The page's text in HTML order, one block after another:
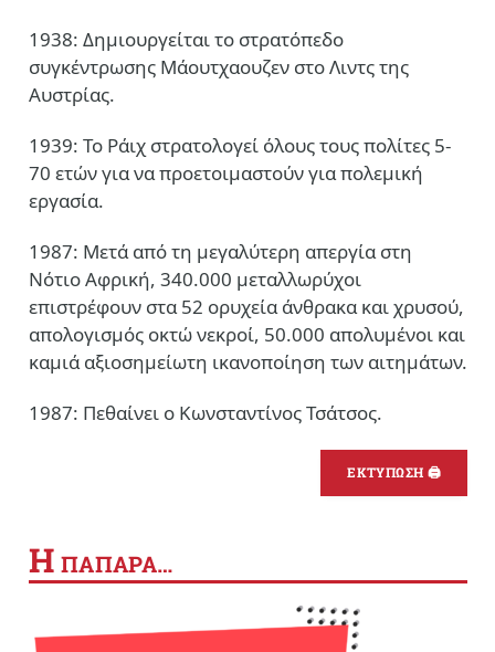
1938: Δημιουργείται το στρατόπεδο
συγκέντρωσης Μάουτχαουζεν στο Λιντς της
Αυστρίας.
1939: Το Ράιχ στρατολογεί όλους τους πολίτες 5-
70 ετών για να προετοιμαστούν για πολεμική
εργασία.
1987: Μετά από τη μεγαλύτερη απεργία στη
Νότιο Αφρική, 340.000 μεταλλωρύχοι
επιστρέφουν στα 52 ορυχεία άνθρακα και χρυσού,
απολογισμός οκτώ νεκροί, 50.000 απολυμένοι και
καμιά αξιοσημείωτη ικανοποίηση των αιτημάτων.
1987: Πεθαίνει ο Κωνσταντίνος Τσάτσος.
ΕΚΤΥΠΩΣΗ 🖨
Η ΠΑΠΑΡΑ…